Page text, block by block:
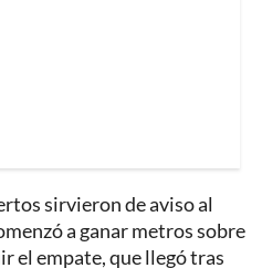
sirvieron de aviso al
a ganar metros sobre
el empate, que llegó tras